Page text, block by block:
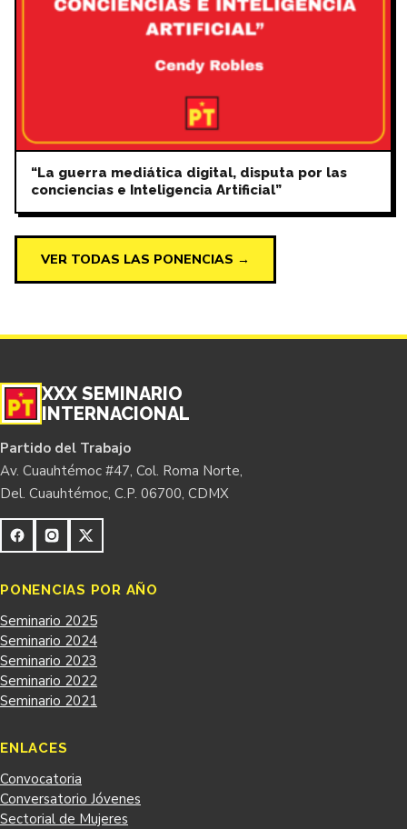
“La guerra mediática digital, disputa por las
conciencias e Inteligencia Artificial”
VER TODAS LAS PONENCIAS →
XXX SEMINARIO
INTERNACIONAL
Partido del Trabajo
Av. Cuauhtémoc #47, Col. Roma Norte,
Del. Cuauhtémoc, C.P. 06700, CDMX
PONENCIAS POR AÑO
Seminario 2025
Seminario 2024
Seminario 2023
Seminario 2022
Seminario 2021
ENLACES
Convocatoria
Conversatorio Jóvenes
Sectorial de Mujeres